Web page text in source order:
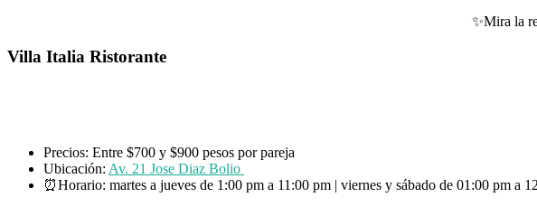
✨Mira la
Villa Italia Ristorante
Precios: Entre $700 y $900 pesos por pareja
Ubicación: Av. 21 Jose Diaz Bolio
⏰Horario: martes a jueves de 1:00 pm a 11:00 pm | viernes y sábado de 01:00 pm a